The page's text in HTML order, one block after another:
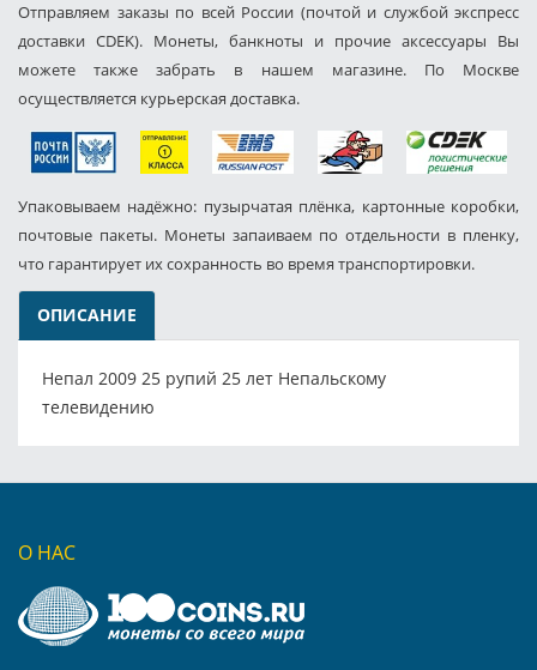
Отправляем заказы по всей России (почтой и службой экспресс
доставки CDEK). Монеты, банкноты и прочие аксессуары Вы
можете также забрать в нашем магазине. По Москве
осуществляется курьерская доставка.
Упаковываем надёжно: пузырчатая плёнка, картонные коробки,
почтовые пакеты. Монеты запаиваем по отдельности в пленку,
что гарантирует их сохранность во время транспортировки.
ОПИСАНИЕ
Непал 2009 25 рупий 25 лет Непальскому
телевидению
О НАС